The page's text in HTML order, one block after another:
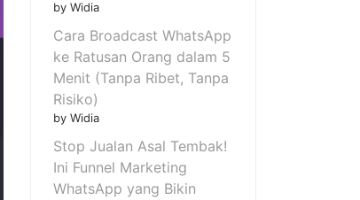
by Widia
Cara Broadcast WhatsApp
ke Ratusan Orang dalam 5
Menit (Tanpa Ribet, Tanpa
Risiko)
by Widia
Stop Jualan Asal Tembak!
Ini Funnel Marketing
WhatsApp yang Bikin